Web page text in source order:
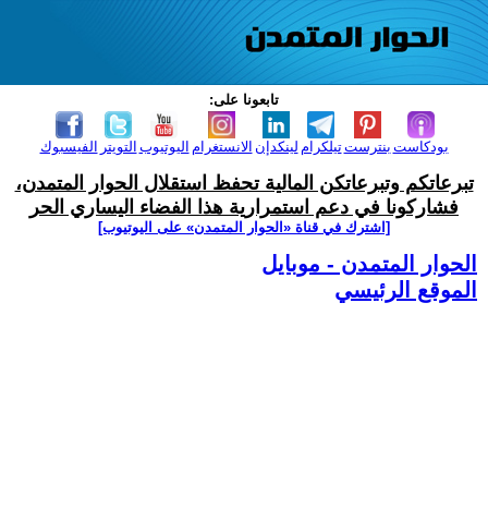
تابعونا على:
الفيسبوك التويتر اليوتيوب الانستغرام لينكدإن تيلكرامبنترست بودكاست
تبرعاتكم وتبرعاتكن المالية تحفظ استقلال الحوار المتمدن،
فشاركونا في دعم استمرارية هذا الفضاء اليساري الحر
[اشترك في قناة ‫«الحوار المتمدن» على اليوتيوب]
الحوار المتمدن - موبايل
الموقع الرئيسي